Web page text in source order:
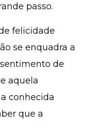
passo.
felicidade
se enquadra a
de
aquela
conhecida
que a